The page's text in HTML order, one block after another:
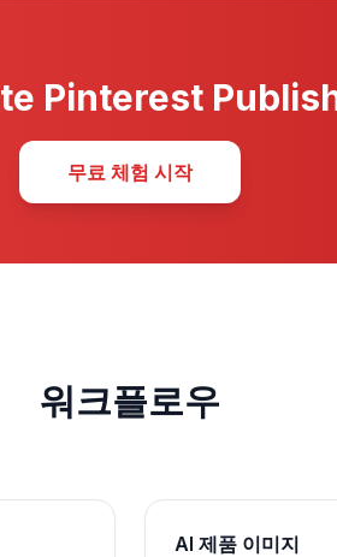
Pinterest
무료 체험 시작
워크플로우
AI 제품 이미지